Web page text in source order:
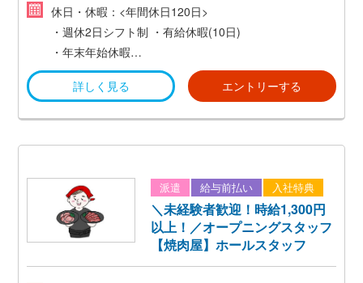
休日・休暇：<年間休日120日>
・週休2日シフト制 ・有給休暇(10日)
・年末年始休暇
・夏季休暇
詳しく見る
エントリーする
派遣 給与前払い 入社特典
＼未経験者歓迎！時給1,300円
以上！／オープニングスタッフ
【焼肉屋】ホールスタッフ